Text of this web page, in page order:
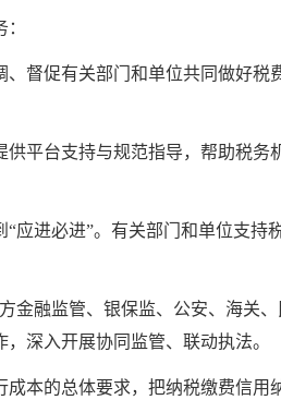
督促有关部门和单位共同做好税
平台支持与规范指导，帮助税务
应进必进”。有关部门和单位支持
金融监管、银保监、公安、海关、
深入开展协同监管、联动执法。
本的总体要求，把纳税缴费信用